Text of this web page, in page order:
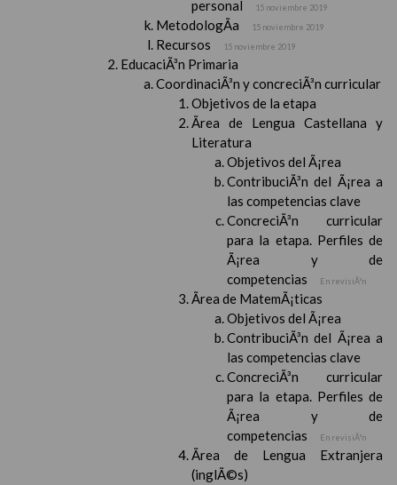
personal
15 noviembre 2019
MetodologÃ­a 15 noviembre 2019
Recursos 15 noviembre 2019
EducaciÃ³n Primaria
CoordinaciÃ³n y concreciÃ³n curricular
Objetivos de la etapa
Ãrea de Lengua Castellana y
Literatura
Objetivos del Ã¡rea
ContribuciÃ³n del Ã¡rea a
las competencias clave
ConcreciÃ³n curricular
para la etapa. Perfiles de
Ã¡rea y de
competencias
En revisiÃ³n
Ãrea de MatemÃ¡ticas
Objetivos del Ã¡rea
ContribuciÃ³n del Ã¡rea a
las competencias clave
ConcreciÃ³n curricular
para la etapa. Perfiles de
Ã¡rea y de
competencias
En revisiÃ³n
Ãrea de Lengua Extranjera
(inglÃ©s)